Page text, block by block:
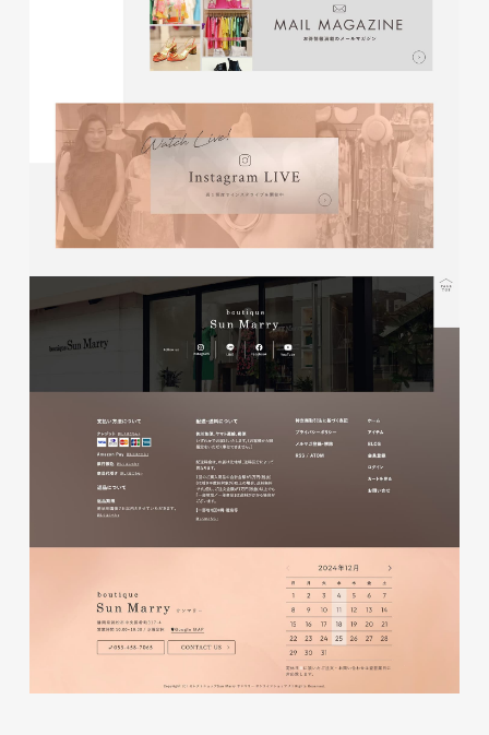
サイト制作
コーポレートサイト
#メーカー・製造業・工業・インフ
#HTML/CSSコーディング
#レスポンシブWebデザイン
杉野屋様 立春大福チラシ
印刷物 #食品・飲食 #チラシ
株式会社三共様 会社案内パン
印刷物
#産業廃棄物処理業
#イラスト
#エコ・環境
株式会社三共様 さんきょちゃ
んぬいぐるみ
#エコ・環境